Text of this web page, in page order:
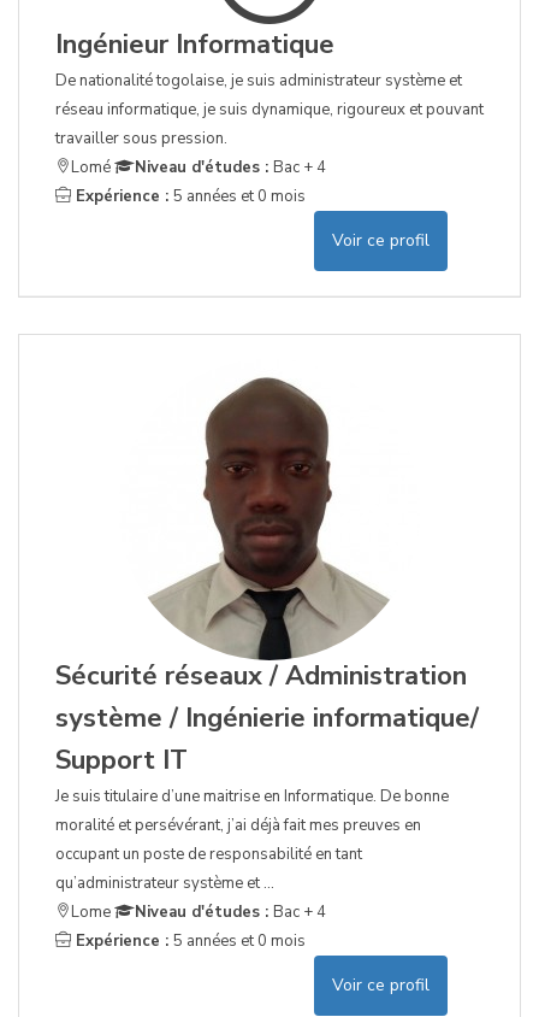
Ingénieur Informatique
De nationalité togolaise, je suis administrateur système et
réseau informatique, je suis dynamique, rigoureux et pouvant
travailler sous pression.
Lomé
Niveau d'études : Bac + 4
Expérience : 5 années et 0 mois
Voir ce profil
Sécurité réseaux / Administration
système / Ingénierie informatique/
Support IT
Je suis titulaire d’une maitrise en Informatique. De bonne
moralité et persévérant, j’ai déjà fait mes preuves en
occupant un poste de responsabilité en tant
qu’administrateur système et ...
Lome
Niveau d'études : Bac + 4
Expérience : 5 années et 0 mois
Voir ce profil